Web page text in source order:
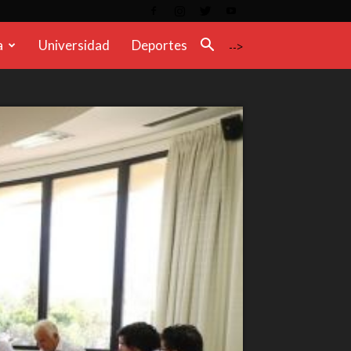
Universidad Deportes -->